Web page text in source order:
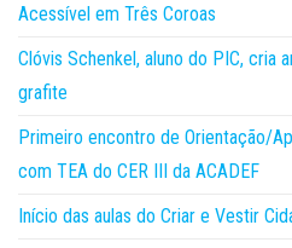
Acessível em Três Coroas
Clóvis Schenkel, aluno do PIC, cria
grafite
Primeiro encontro de Orientação/
com TEA do CER III da ACADEF
Início das aulas do Criar e Vestir